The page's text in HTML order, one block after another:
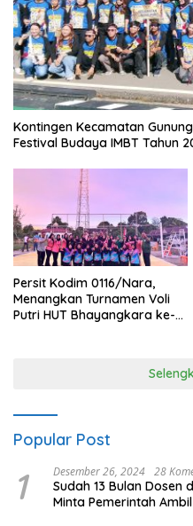
Kontingen Kecamatan
Festival Budaya IMBT Tahun
Persit Kodim 0116/Nara,
Menangkan Turnamen Voli
Putri HUT Bhayangkara ke-
Popular Post
1 Desember 26, 2024 28
Sudah 13 Bulan Dosen
Minta Pemerintah Ambil